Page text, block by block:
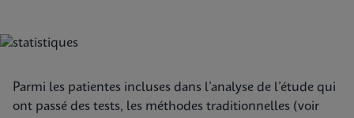
Parmi les patientes incluses dans l’analyse de l’étude qui
ont passé des tests, les méthodes traditionnelles (voir